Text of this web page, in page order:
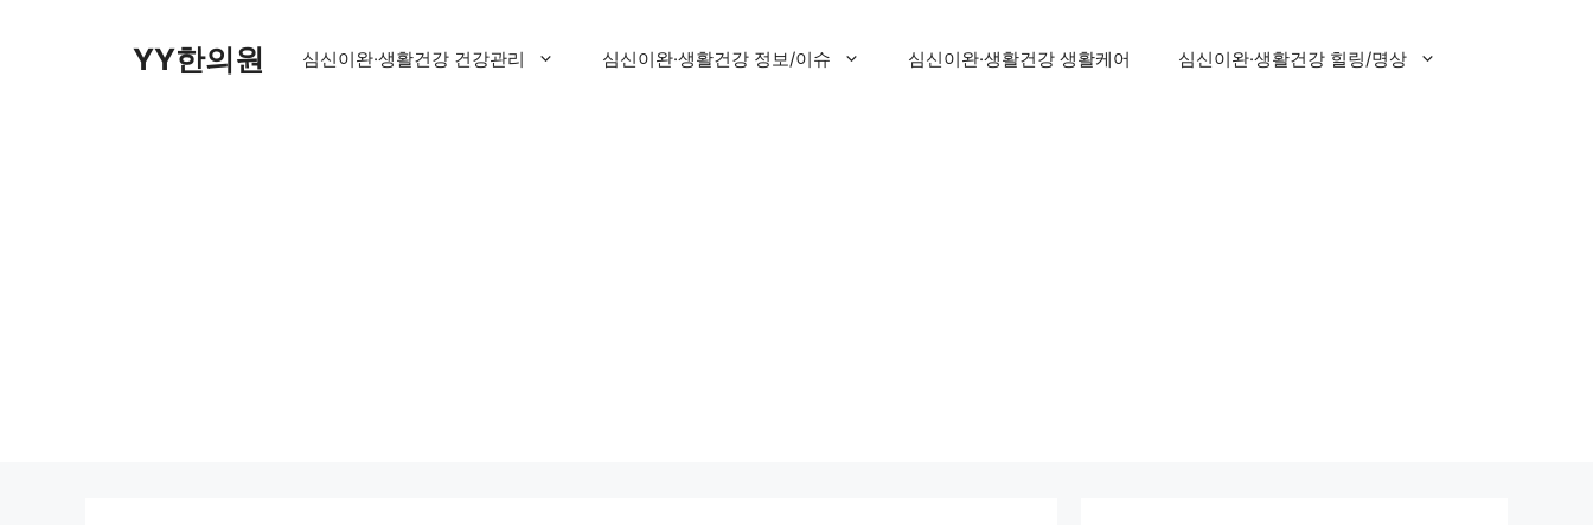
YY한의원 심신이완·생활건강 건강관리 심신이완·생활건강 정보/이슈 심신이완·생활건강 생활케어 심신이완·생활건강 힐링/명상